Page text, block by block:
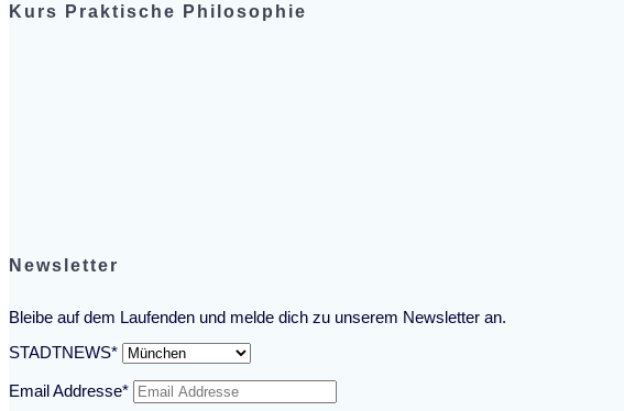
Kurs Praktische Philosophie
Newsletter
Bleibe auf dem Laufenden und melde dich zu unserem Newsletter an.
STADTNEWS*
Email Addresse*